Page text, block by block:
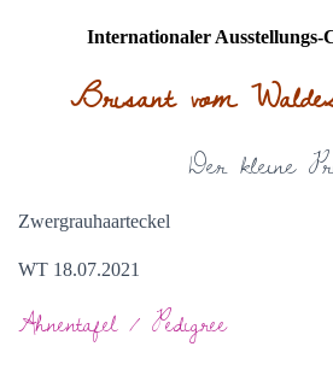
Internationaler Ausstellungs-
Brisant vom
Der kleine
Zwergrauhaarteckel
WT 18.07.2021
Ahnentafel / Pedigree